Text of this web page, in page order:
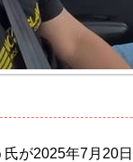
が2025年7月20